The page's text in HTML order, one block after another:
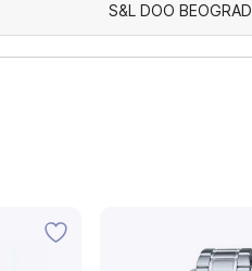
S&L DOO BEOGRAD